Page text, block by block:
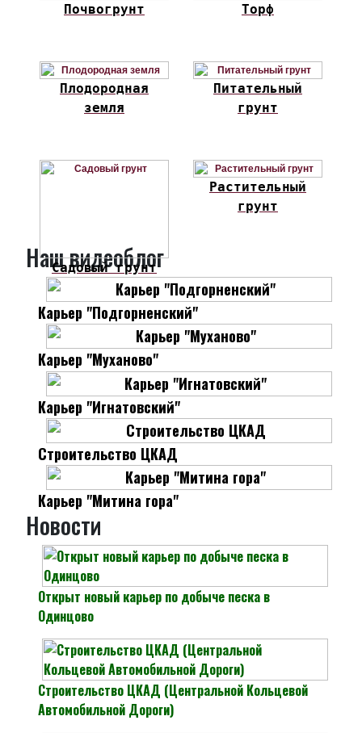
Почвогрунт
Торф
Плодородная
земля
Питательный
грунт
Садовый грунт
Растительный
грунт
Наш видеоблог
Карьер "Подгорненский"
Карьер "Муханово"
Карьер "Игнатовский"
Строительство ЦКАД
Карьер "Митина гора"
Новости
Открыт новый карьер по добыче песка в
Одинцово
Строительство ЦКАД (Центральной Кольцевой
Автомобильной Дороги)